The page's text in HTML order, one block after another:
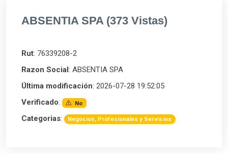
ABSENTIA SPA (373 Vistas)
Rut: 76339208-2
Razon Social : ABSENTIA SPA
Última modificación: 2026-07-28 19:52:05
Verificado: No
Categorias: Negocios, Profesionales y Servicios